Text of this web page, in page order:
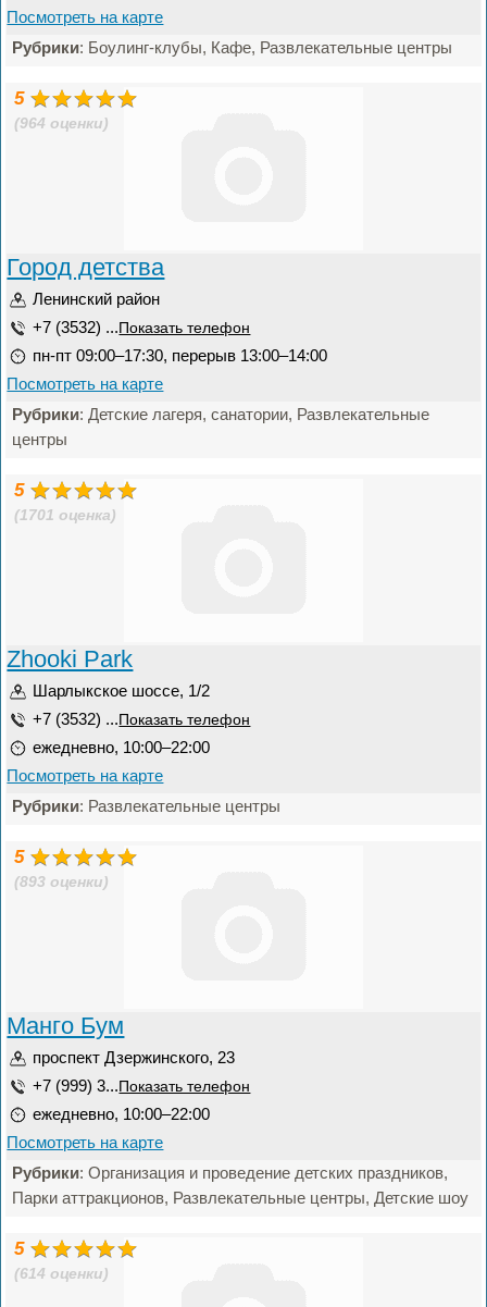
Посмотреть на карте
Рубрики: Боулинг-клубы, Кафе, Развлекательные центры
5
(964 оценки)
Город детства
Ленинский район
+7 (3532) ... Показать телефон
пн-пт 09:00–17:30, перерыв 13:00–14:00
Посмотреть на карте
Рубрики: Детские лагеря, санатории, Развлекательные
центры
5
(1701 оценка)
Zhooki Park
Шарлыкское шоссе, 1/2
+7 (3532) ... Показать телефон
ежедневно, 10:00–22:00
Посмотреть на карте
Рубрики: Развлекательные центры
5
(893 оценки)
Манго Бум
проспект Дзержинского, 23
+7 (999) 3... Показать телефон
ежедневно, 10:00–22:00
Посмотреть на карте
Рубрики: Организация и проведение детских праздников,
Парки аттракционов, Развлекательные центры, Детские шоу
5
(614 оценки)